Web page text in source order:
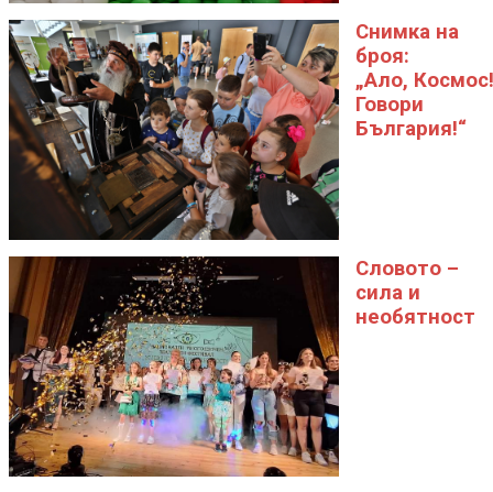
Снимка на
броя:
„Ало, Космос!
Говори
България!“
Словото –
сила и
необятност